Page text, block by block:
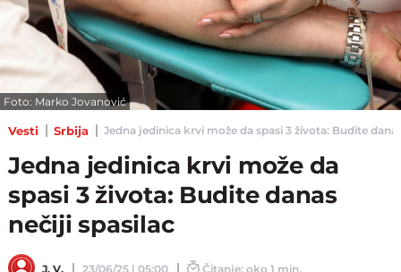
Foto: Marko Jovanović
Vesti Srbija Jedna jedinica krvi može da spasi 3 života: Budite
Jedna jedinica krvi može da
spasi 3 života: Budite danas
nečiji spasilac
J. V. 23/06/25 | 05:00 Čitanje: oko 1 min.